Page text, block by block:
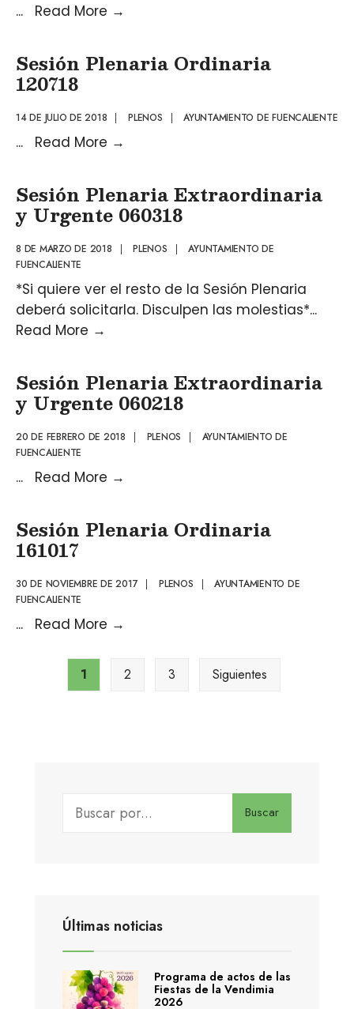
... Read More →
Sesión Plenaria Ordinaria
120718
14 DE JULIO DE 2018 | PLENOS | AYUNTAMIENTO DE FUENCALIENTE
... Read More →
Sesión Plenaria Extraordinaria
y Urgente 060318
8 DE MARZO DE 2018 | PLENOS |
AYUNTAMIENTO DE
FUENCALIENTE
*Si quiere ver el resto de la Sesión Plenaria
deberá solicitarla. Disculpen las molestias*...
Read More →
Sesión Plenaria Extraordinaria
y Urgente 060218
20 DE FEBRERO DE 2018 | PLENOS |
AYUNTAMIENTO DE
FUENCALIENTE
... Read More →
Sesión Plenaria Ordinaria
161017
30 DE NOVIEMBRE DE 2017 | PLENOS |
AYUNTAMIENTO DE
FUENCALIENTE
... Read More →
1 2 3 Siguientes
Buscar
Últimas noticias
Programa de actos de las
Fiestas de la Vendimia
2026